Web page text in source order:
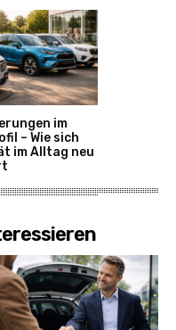
im
– Wie sich
im Alltag neu